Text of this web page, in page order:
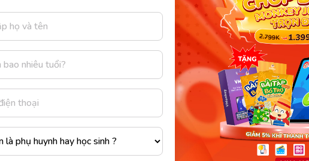
Giáo dục môi trường cho trẻ mầm non giúp bé hình thành lối sống tốt
tầm Internet)